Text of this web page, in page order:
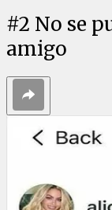
#2 No se
amigo